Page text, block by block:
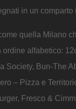
in un
quella Milano
alfabetico:
Society, Bun-The
– Pizza e
Fresco &